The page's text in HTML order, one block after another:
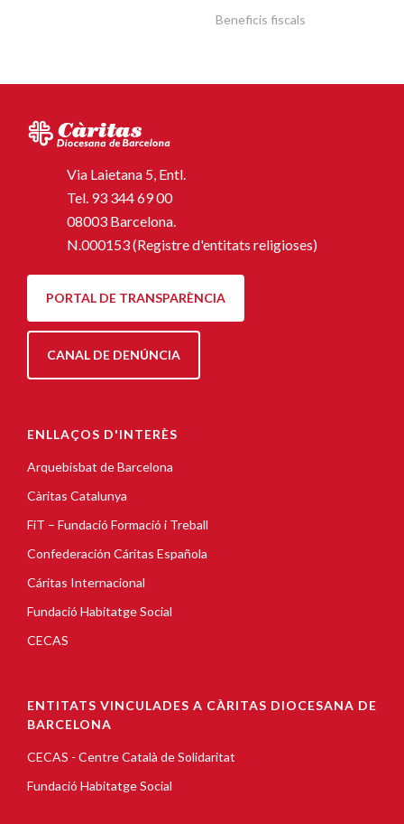
Beneficis fiscals
Via Laietana 5, Entl.
Tel. 93 344 69 00
08003 Barcelona.
N.000153 (Registre d'entitats religioses)
PORTAL DE TRANSPARÈNCIA
CANAL DE DENÚNCIA
ENLLAÇOS D'INTERÈS
Arquebisbat de Barcelona
Càritas Catalunya
FiT – Fundació Formació i Treball
Confederación Cáritas Española
Cáritas Internacional
Fundació Habitatge Social
CECAS
ENTITATS VINCULADES A CÀRITAS DIOCESANA DE
BARCELONA
CECAS - Centre Català de Solidaritat
Fundació Habitatge Social